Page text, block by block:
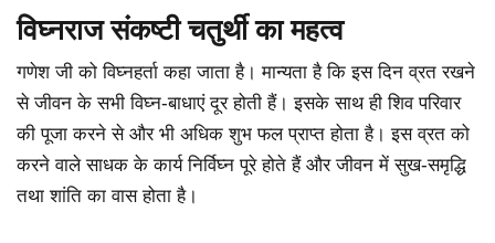
विघ्नराज संकष्टी चतुर्थी का महत्व
गणेश जी को विघ्नहर्ता कहा जाता है। मान्यता है कि इस दिन व्रत रखने
से जीवन के सभी विघ्न-बाधाएं दूर होती हैं। इसके साथ ही शिव परिवार
की पूजा करने से और भी अधिक शुभ फल प्राप्त होता है। इस व्रत को
करने वाले साधक के कार्य निर्विघ्न पूरे होते हैं और जीवन में सुख-समृद्धि
तथा शांति का वास होता है।